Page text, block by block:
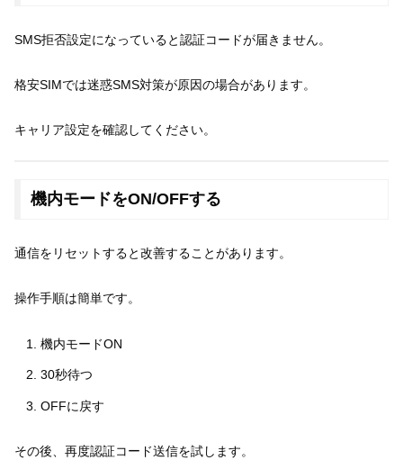
SMS拒否設定になっていると認証コードが届きません。
格安SIMでは迷惑SMS対策が原因の場合があります。
キャリア設定を確認してください。
機内モードをON/OFFする
通信をリセットすると改善することがあります。
操作手順は簡単です。
機内モードON
30秒待つ
OFFに戻す
その後、再度認証コード送信を試します。